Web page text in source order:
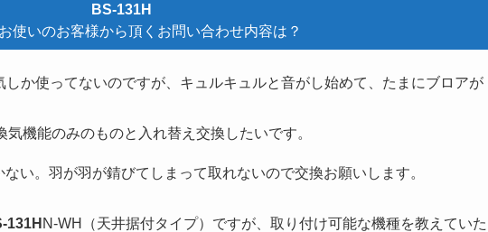
BS-131H
使いのお客様から頂くお問い合わせ内容は？
か使ってないのですが、キュルキュルと音がし始めて、たまにブロアが
機能のみのものと入れ替え交換したいです。
い。羽が羽が錆びてしまって取れないので交換お願いします。
131H N-WH（天井据付タイプ）ですが、取り付け可能な機種を教えていた